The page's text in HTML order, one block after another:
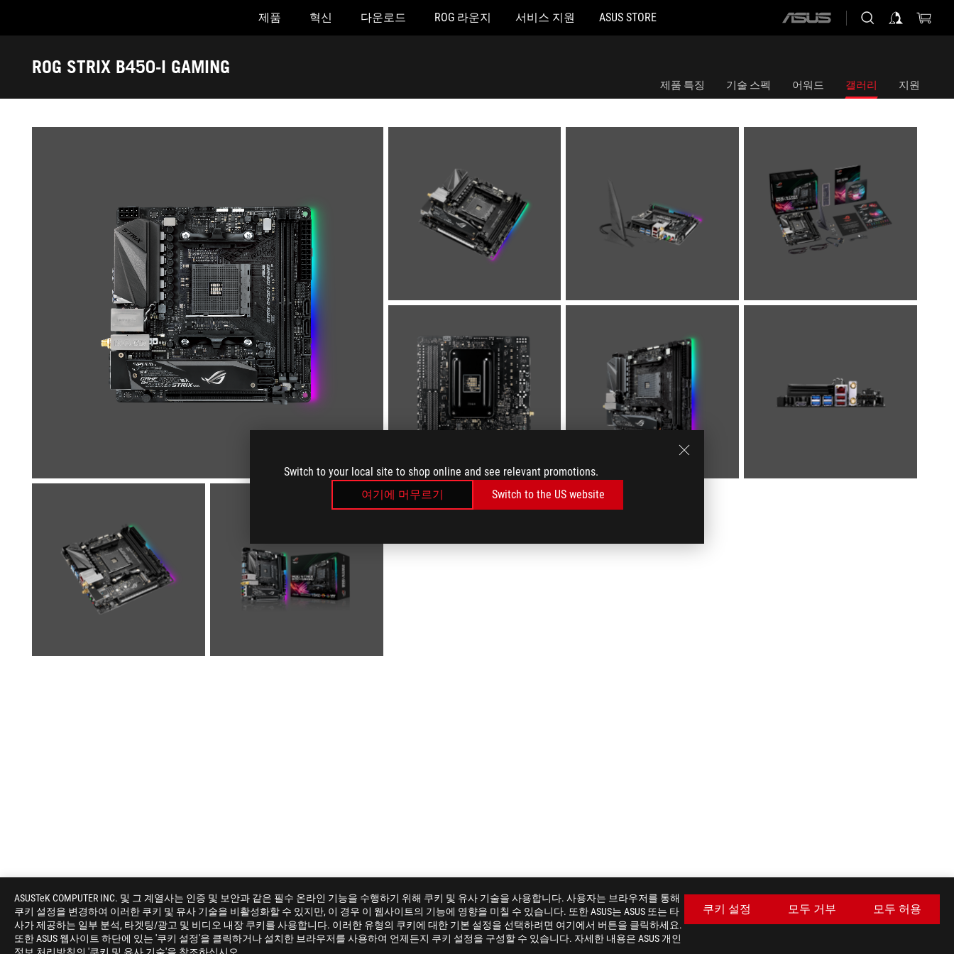
ASUSTeK COMPUTER INC. 및 그 계열사는 인증 및 보안과 같은 필수 온라인 기능을 수행하기 위해 쿠키 및 유사 기술을 사용합니다. 사용자는 브라우저를 통해
쿠키 설정을 변경하여 이러한 쿠키 및 유사 기술을 비활성화할 수 있지만, 이 경우 이 웹사이트의 기능에 영향을 미칠 수 있습니다. 또한 ASUS는 ASUS 또는 타
사가 제공하는 일부 분석, 타겟팅/광고 및 비디오 내장 쿠키를 사용합니다. 이러한 유형의 쿠키에 대한 기본 설정을 선택하려면 여기에서 버튼을 클릭하세요.
또한 ASUS 웹사이트 하단에 있는 '쿠키 설정'을 클릭하거나 설치한 브라우저를 사용하여 언제든지 쿠키 설정을 구성할 수 있습니다. 자세한 내용은 ASUS 개인
쿠키 설정 모두 거부 모두 허용
Switch to your local site to shop online and see relevant promotions.
여기에 머무르기
Switch to the US website
Accessibility links
제품 혁신 다운로드 ROG 라운지 서비스 지원 ASUS STORE
ASUS
ROG STRIX B450-I GAMING
갤
리
제품 특징 기술 스펙 어워드 갤러리 지원
Footer
> 게이밍 메인보드 > 메인보드 FILTER > ROG STRIX B450-I GAMING GALLERY
최신 거래 및 더 많은 혜택을 받으세요